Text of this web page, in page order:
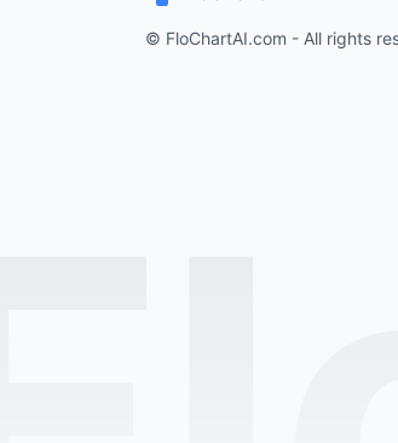
© FloChartAI.com - All rights